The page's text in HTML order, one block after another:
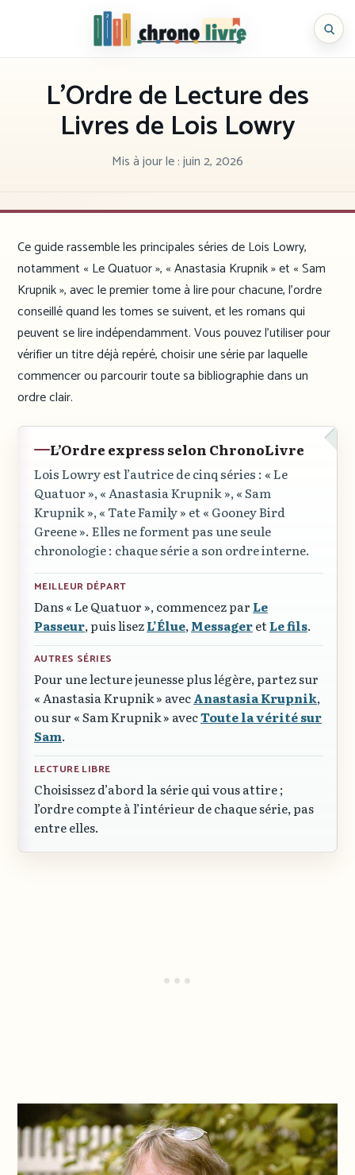
Chronolivre
L’Ordre de Lecture des
Livres de Lois Lowry
Mis à jour le :juin 2, 2026
Ce guide rassemble les principales séries de Lois Lowry,
notamment « Le Quatuor », « Anastasia Krupnik » et « Sam
Krupnik », avec le premier tome à lire pour chacune, l’ordre
conseillé quand les tomes se suivent, et les romans qui
peuvent se lire indépendamment. Vous pouvez l’utiliser pour
vérifier un titre déjà repéré, choisir une série par laquelle
commencer ou parcourir toute sa bibliographie dans un
ordre clair.
L’Ordre express selon ChronoLivre
Lois Lowry est l’autrice de cinq séries : « Le
Quatuor »,« Anastasia Krupnik »,« Sam
Krupnik »,« Tate Family » et« Gooney Bird
Greene ». Elles ne forment pas une seule
chronologie : chaque série a son ordre interne.
MEILLEUR DÉPART
Dans« Le Quatuor », commencez par Le
Passeur, puis lisezL’Élue,MessageretLe fils.
AUTRES SÉRIES
Pour une lecture jeunesse plus légère, partez sur
« Anastasia Krupnik » avecAnastasia Krupnik,
ou sur « Sam Krupnik » avecToute la vérité sur
Sam.
LECTURE LIBRE
Choisissez d’abord la série qui vous attire ;
l’ordre compte à l’intérieur de chaque série, pas
entre elles.